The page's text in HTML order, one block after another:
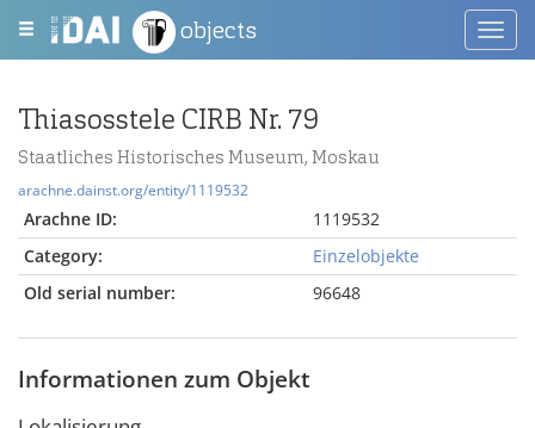
objects
Thiasosstele CIRB Nr. 79
Staatliches Historisches Museum, Moskau
arachne.dainst.org/entity/1119532
Arachne ID:
1119532
Category:
Einzelobjekte
Old serial number:
96648
Informationen zum Objekt